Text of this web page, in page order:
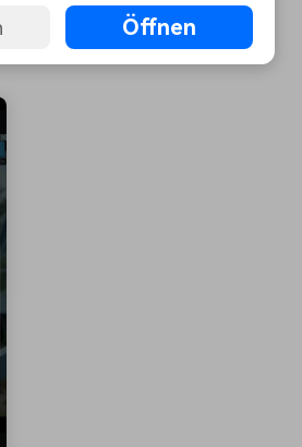
gut, dass es keine
Exportoption gibt wie bei
Öffnen